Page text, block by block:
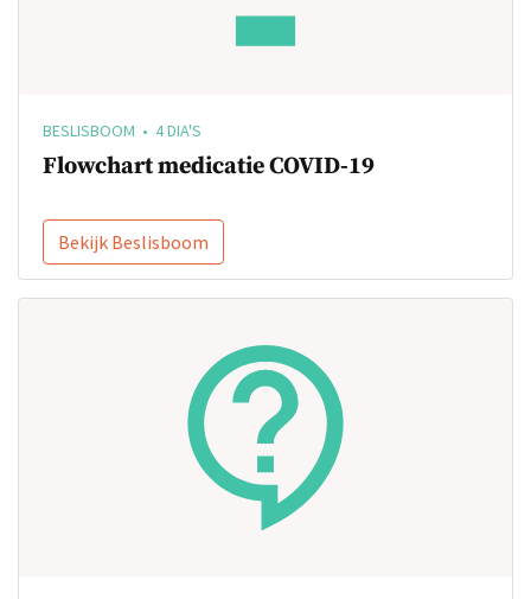
BESLISBOOM • 4 DIA'S
Flowchart medicatie COVID-19
Bekijk Beslisboom